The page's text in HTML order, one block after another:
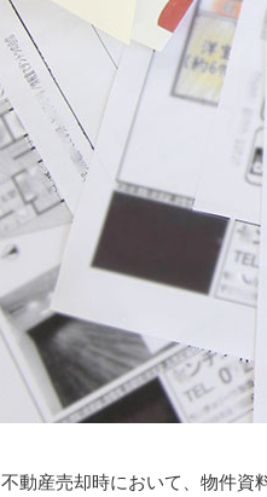
不動産売却時において、物件資